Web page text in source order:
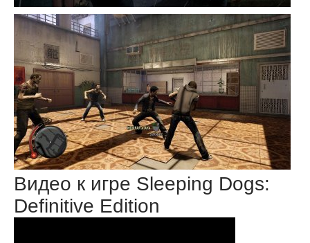
Видео к игре Sleeping Dogs:
Definitive Edition